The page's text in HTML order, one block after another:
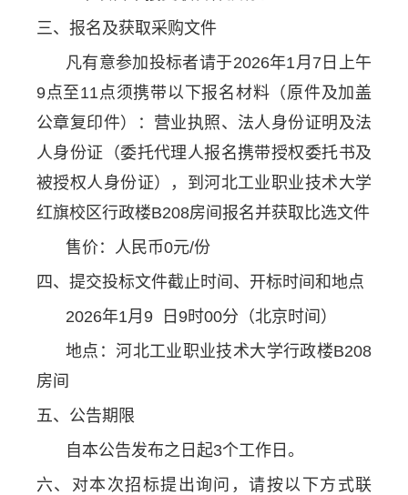
三、报名及获取采购文件
凡有意参加投标者请于2026年1月7日上午
9点至11点须携带以下报名材料（原件及加盖
公章复印件）：营业执照、法人身份证明及法
人身份证（委托代理人报名携带授权委托书及
被授权人身份证），到河北工业职业技术大学
红旗校区行政楼B208房间报名并获取比选文件
售价：人民币0元/份
四、提交投标文件截止时间、开标时间和地点
2026年1月9 日9时00分（北京时间）
地点：河北工业职业技术大学行政楼B208
房间
五、公告期限
自本公告发布之日起3个工作日。
六、对本次招标提出询问，请按以下方式联